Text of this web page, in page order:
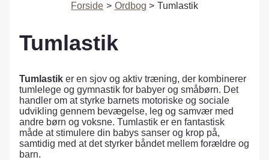
Forside Ordbog Tumlastik
Tumlastik
Tumlastiker en sjov og aktiv træning, der kombinerer
tumlelege og gymnastik for babyer og småbørn. Det
handler om at styrke barnets motoriske og sociale
udvikling gennem bevægelse, leg og samvær med
andre børn og voksne. Tumlastik er en fantastisk
måde at stimulere din babys sanser og krop på,
samtidig med at det styrker båndet mellem forældre og
barn.